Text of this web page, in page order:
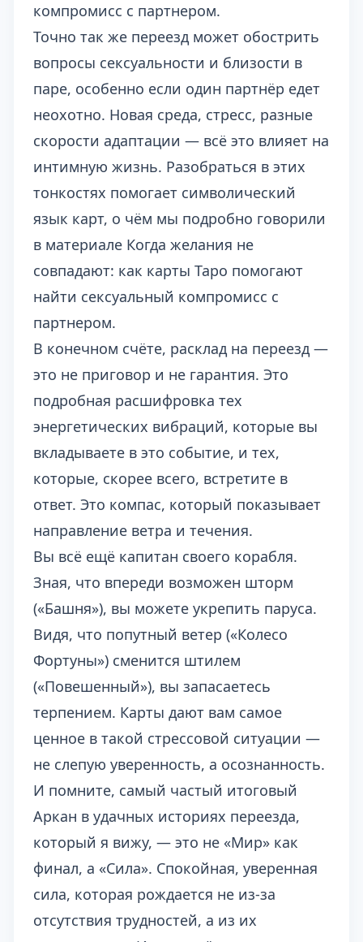
компромисс с партнером.
Точно так же переезд может обострить
вопросы сексуальности и близости в
паре, особенно если один партнёр едет
неохотно. Новая среда, стресс, разные
скорости адаптации — всё это влияет на
интимную жизнь. Разобраться в этих
тонкостях помогает символический
язык карт, о чём мы подробно говорили
в материале Когда желания не
совпадают: как карты Таро помогают
найти сексуальный компромисс с
партнером.
В конечном счёте, расклад на переезд —
это не приговор и не гарантия. Это
подробная расшифровка тех
энергетических вибраций, которые вы
вкладываете в это событие, и тех,
которые, скорее всего, встретите в
ответ. Это компас, который показывает
направление ветра и течения.
Вы всё ещё капитан своего корабля.
Зная, что впереди возможен шторм
(«Башня»), вы можете укрепить паруса.
Видя, что попутный ветер («Колесо
Фортуны») сменится штилем
(«Повешенный»), вы запасаетесь
терпением. Карты дают вам самое
ценное в такой стрессовой ситуации —
не слепую уверенность, а осознанность.
И помните, самый частый итоговый
Аркан в удачных историях переезда,
который я вижу, — это не «Мир» как
финал, а «Сила». Спокойная, уверенная
сила, которая рождается не из-за
отсутствия трудностей, а из их